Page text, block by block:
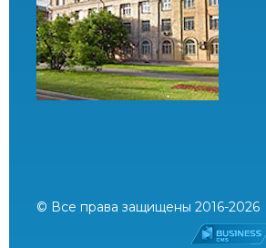
© Все права защищены 2016-2026